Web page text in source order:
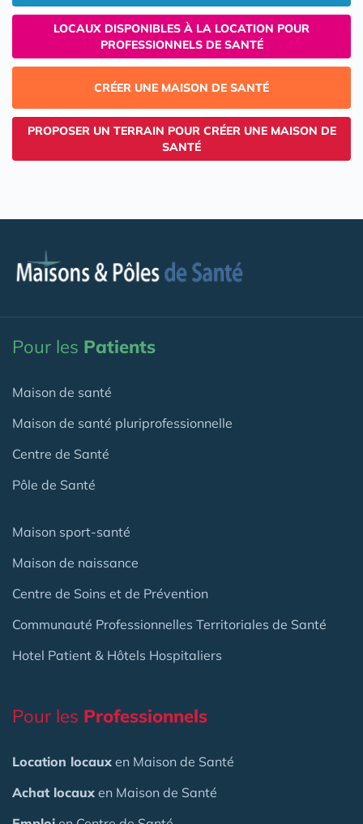
LOCAUX DISPONIBLES À LA LOCATION POUR
PROFESSIONNELS DE SANTÉ
CRÉER UNE MAISON DE SANTÉ
PROPOSER UN TERRAIN POUR CRÉER UNE MAISON DE
SANTÉ
Pour les Patients
Maison de santé
Maison de santé pluriprofessionnelle
Centre de Santé
Pôle de Santé
Maison sport-santé
Maison de naissance
Centre de Soins et de Prévention
Communauté Professionnelles Territoriales de Santé
Hotel Patient & Hôtels Hospitaliers
Pour les Professionnels
Location locaux en Maison de Santé
Achat locaux en Maison de Santé